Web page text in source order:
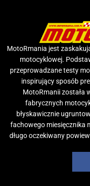
MotoRmania jest
motocyklowej.
przeprowadzane testy
inspirujący sposób
MotoRmanii została
fabrycznych
błyskawicznie
fachowego miesięcznika
długo oczekiwany